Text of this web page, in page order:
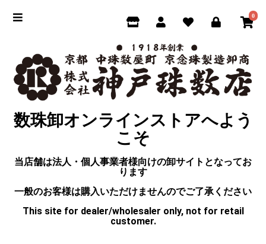
0
数珠卸オンラインストアへよう
こそ
当店舗は法人・個人事業者様向けの卸サイトとなってお
ります
一般のお客様は購入いただけませんのでご了承ください
This site for dealer/wholesaler only, not for retail
customer.